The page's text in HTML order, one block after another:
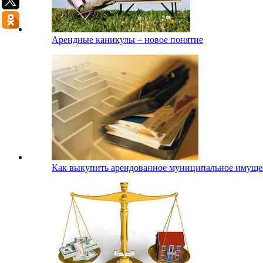
Арендные каникулы – новое понятие
Как выкупить арендованное муниципальное